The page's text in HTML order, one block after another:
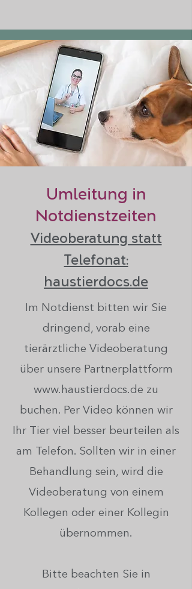
Umleitung in
Notdienstzeiten
Videoberatung statt
Telefonat:
haustierdocs.de
Im Notdienst bitten wir Sie
dringend, vorab eine
tierärztliche Videoberatung
über unsere Partnerplattform
www.haustierdocs.de zu
buchen. Per Video können wir
Ihr Tier viel besser beurteilen als
am Telefon. Sollten wir in einer
Behandlung sein, wird die
Videoberatung von einem
Kollegen oder einer Kollegin
übernommen.
Bitte beachten Sie in